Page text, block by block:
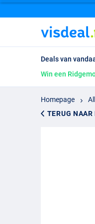
Deals van
Win een
Homepage
TERUG NAAR